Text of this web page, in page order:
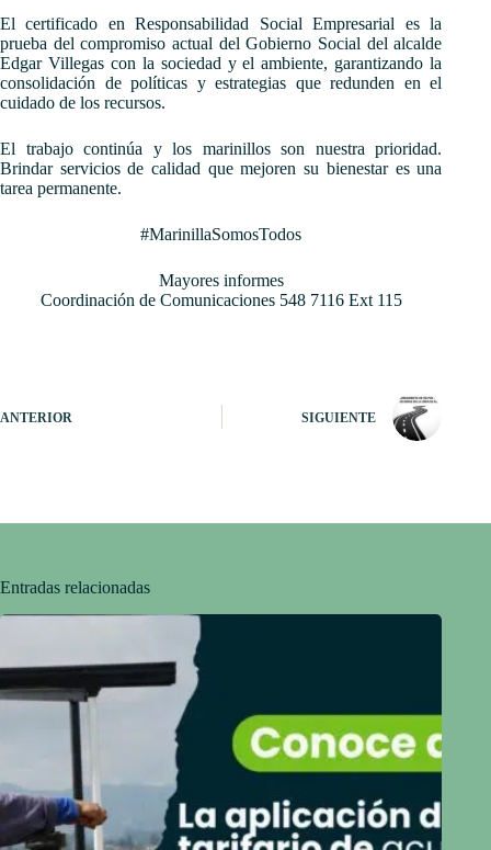
El certificado en Responsabilidad Social Empresarial es la
prueba del compromiso actual del Gobierno Social del alcalde
Edgar Villegas con la sociedad y el ambiente, garantizando la
consolidación de políticas y estrategias que redunden en el
cuidado de los recursos.
El trabajo continúa y los marinillos son nuestra prioridad.
Brindar servicios de calidad que mejoren su bienestar es una
tarea permanente.
#MarinillaSomosTodos
Mayores informes
Coordinación de Comunicaciones 548 7116 Ext 115
ANTERIOR SIGUIENTE
Entradas relacionadas